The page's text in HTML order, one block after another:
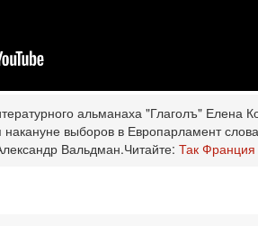
альманаха "Глаголъ" Елена
выборов в Европарламент
Вальдман.Читайте: Так